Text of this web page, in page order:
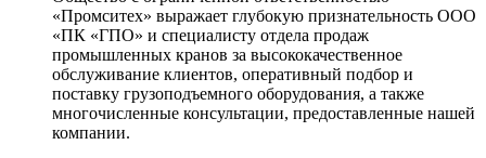
«Промситех» выражает глубокую признательность ООО
«ПК «ГПО» и специалисту отдела продаж
промышленных кранов за высококачественное
обслуживание клиентов, оперативный подбор и
поставку грузоподъемного оборудования, а также
многочисленные консультации, предоставленные нашей
компании.